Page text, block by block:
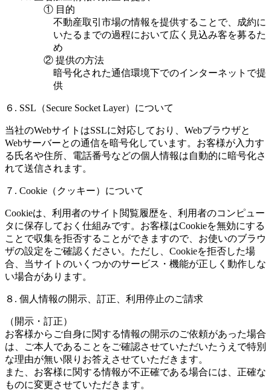
① 目的
不動産取引市場の情報を提供することで、成約に
いたるまでの過程において広く見込み客を募るた
め
② 提供の方法
暗号化された通信環境下でのインターネットで提
供
６. SSL（Secure Socket Layer）について
当社のWebサイトはSSLに対応しており、Webブラウザと
Webサーバーとの通信を暗号化しています。お客様が入力す
る氏名や住所、電話番号などの個人情報は自動的に暗号化さ
れて送信されます。
７. Cookie（クッキー）について
Cookieは、利用者のサイト閲覧履歴を、利用者のコンピュー
タに保存しておく仕組みです。お客様はCookieを無効にする
ことで収集を拒否することができますので、お使いのブラウ
ザの設定をご確認ください。ただし、Cookieを拒否した場
合、当サイトのいくつかのサービス・機能が正しく動作しな
い場合があります。
８. 個人情報の開示、訂正、利用停止のご請求
（開示・訂正）
お客様からご自身に関する情報の開示のご依頼があった場合
は、ご本人であることをご確認させていただいたうえで特別
な理由が無い限りお答えさせていただきます。
また、お客様に関する情報が不正確である場合には、正確な
ものに変更させていただきます。